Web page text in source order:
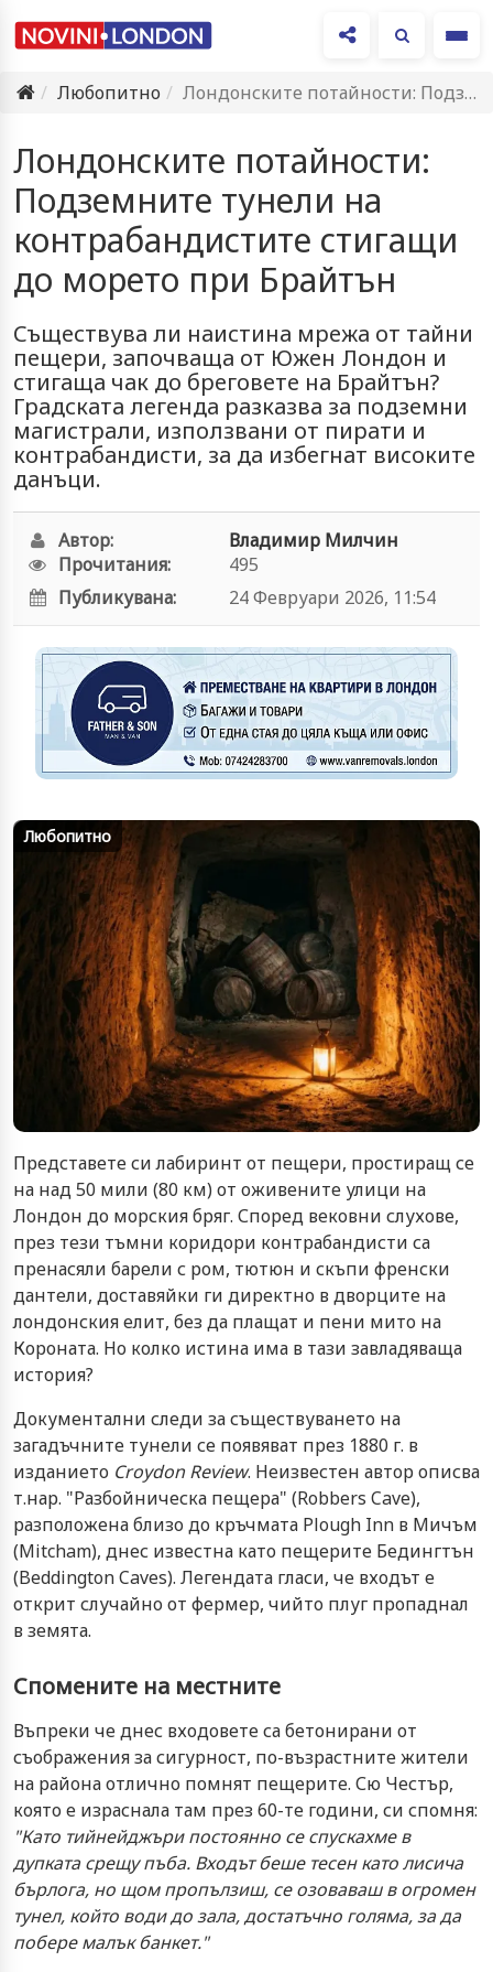
Любопитно
Лондонските потайности: Подземните тунели на контрабандистите стигащи до морето при…
Лондонските потайности:
Подземните тунели на
контрабандистите стигащи
до морето при Брайтън
Съществува ли наистина мрежа от тайни
пещери, започваща от Южен Лондон и
стигаща чак до бреговете на Брайтън?
Градската легенда разказва за подземни
магистрали, използвани от пирати и
контрабандисти, за да избегнат високите
данъци.
Автор:
Владимир Милчин
Прочитания:
495
Публикувана:
24 Февруари 2026, 11:54
Любопитно
Представете си лабиринт от пещери, простиращ се
на над 50 мили (80 км) от оживените улици на
Лондон до морския бряг. Според вековни слухове,
през тези тъмни коридори контрабандисти са
пренасяли барели с ром, тютюн и скъпи френски
дантели, доставяйки ги директно в дворците на
лондонския елит, без да плащат и пени мито на
Короната. Но колко истина има в тази завладяваща
история?
Документални следи за съществуването на
загадъчните тунели се появяват през 1880 г. в
изданието Croydon Review. Неизвестен автор описва
т.нар. "Разбойническа пещера" (Robbers Cave),
разположена близо до кръчмата Plough Inn в Мичъм
(Mitcham), днес известна като пещерите Бедингтън
(Beddington Caves). Легендата гласи, че входът е
открит случайно от фермер, чийто плуг пропаднал
в земята.
Спомените на местните
Въпреки че днес входовете са бетонирани от
съображения за сигурност, по-възрастните жители
на района отлично помнят пещерите. Сю Честър,
която е израснала там през 60-те години, си спомня:
"Като тийнейджъри постоянно се спускахме в
дупката срещу пъба. Входът беше тесен като лисича
бърлога, но щом пропълзиш, се озоваваш в огромен
тунел, който води до зала, достатъчно голяма, за да
побере малък банкет."